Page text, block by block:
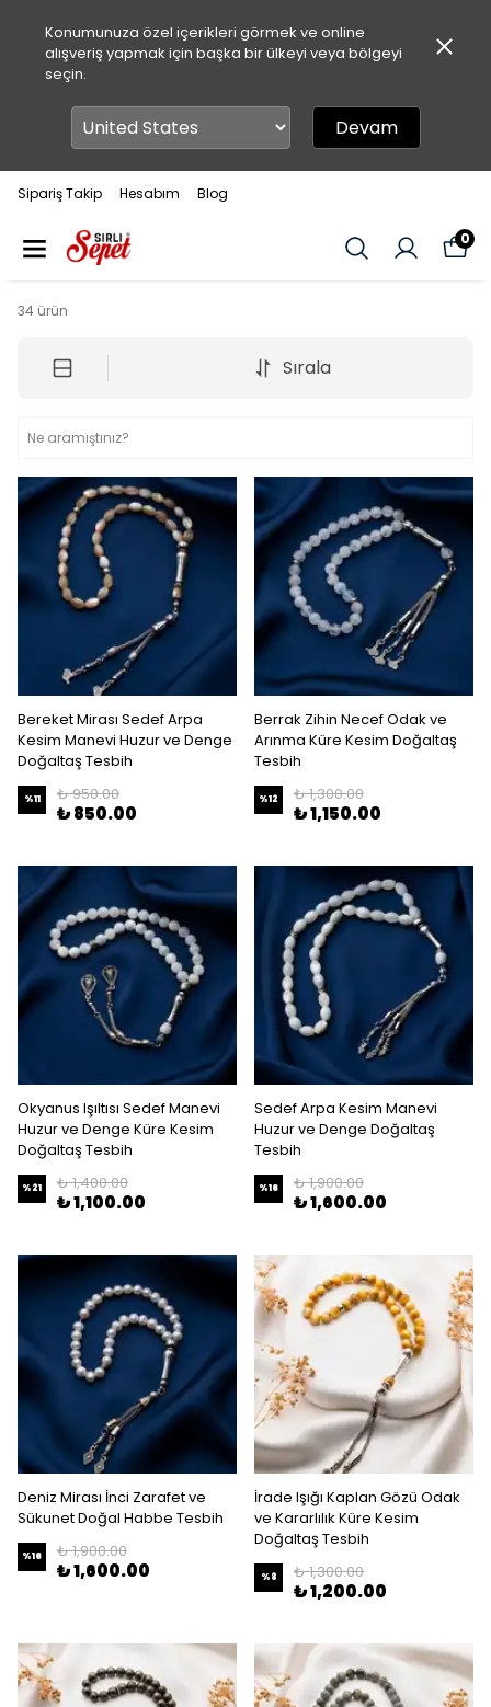
Konumunuza özel içerikleri görmek ve online
alışveriş yapmak için başka bir ülkeyi veya bölgeyi
seçin.
Devam
Sipariş Takip Hesabım Blog
0
34 ürün
Sırala
Bereket Mirası Sedef Arpa
Kesim Manevi Huzur ve Denge
Doğaltaş Tesbih
%11 ₺ 950.00
₺ 850.00
Berrak Zihin Necef Odak ve
Arınma Küre Kesim Doğaltaş
Tesbih
%12 ₺ 1,300.00
₺ 1,150.00
Okyanus Işıltısı Sedef Manevi
Huzur ve Denge Küre Kesim
Doğaltaş Tesbih
%21 ₺ 1,400.00
₺ 1,100.00
Sedef Arpa Kesim Manevi
Huzur ve Denge Doğaltaş
Tesbih
%16 ₺ 1,900.00
₺ 1,600.00
Deniz Mirası İnci Zarafet ve
Sükunet Doğal Habbe Tesbih
%16 ₺ 1,900.00
₺ 1,600.00
İrade Işığı Kaplan Gözü Odak
ve Kararlılık Küre Kesim
Doğaltaş Tesbih
%8 ₺ 1,300.00
₺ 1,200.00